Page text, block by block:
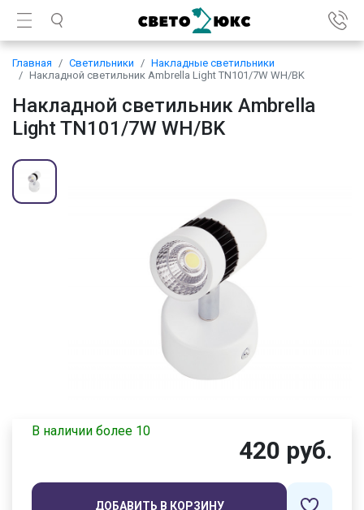
Главная Светильники
Накладные светильники
Накладной светильник Ambrella Light TN101/7W WH/BK
Накладной светильник Ambrella
Light TN101/7W WH/BK
В наличии более 10
420 руб.
ДОБАВИТЬ В КОРЗИНУ